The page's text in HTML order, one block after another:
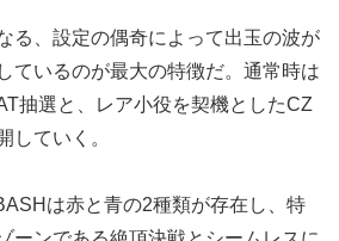
る、設定の偶奇によって出玉の波が
ているのが最大の特徴だ。通常時は
抽選と、レア小役を契機としたCZ
していく。
は赤と青の2種類が存在し、特